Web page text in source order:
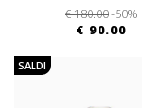
€ 180.00-50%
€ 90.00
SALDI